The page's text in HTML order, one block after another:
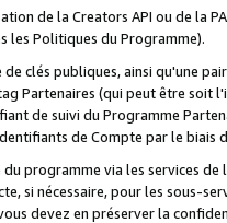
de la Creators API ou de la
les Politiques du Programme).
clés publiques, ainsi qu'une
Partenaires (qui peut être soit
de suivi du Programme
de Compte par le biais
programme via les services
si nécessaire, pour les sous-
devez en préserver la